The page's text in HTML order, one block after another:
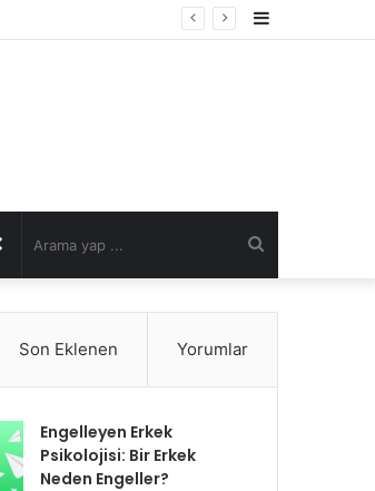
Kenar
yap
Rastgele
Makale
Son Eklenen Yorumlar
Engelleyen Erkek
Psikolojisi: Bir Erkek
Neden Engeller?